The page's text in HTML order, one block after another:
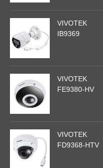
VIVOTEK
IB9369
VIVOTEK
FE9380-HV
VIVOTEK
FD9368-HTV